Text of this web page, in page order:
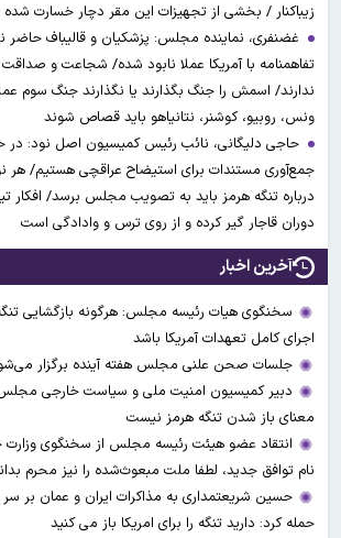
زیباکنار / بخشی از تجهیزات این مقر دچار خسارت شده
غضنفری، نماینده مجلس: پزشکیان و قالیباف حاضر
تفاهمنامه با آمریکا عملا نابود شده/ شجاعت و
ندارند/ اسمش را جنگ بگذارند یا نگذارند جنگ سوم
ونس، روبیو، کوشنر، نتانیاهو باید قصاص شوند
حاجی دلیگانی، نائب رئیس کمیسیون اصل نود: در
جمع‌آوری مستندات برای استیضاح عراقچی هستیم/ هر
درباره تنگه هرمز باید به تصویب مجلس برسد/ افکار
دوران قاجار گیر کرده و از روی ترس و وادادگی است
آخرین اخبار
سخنگوی هیات رئیسه مجلس: هرگونه بازگشایی
اجرای کامل تعهدات آمریکا باشد
جلسات صحن علنی مجلس هفته آینده برگزار
دبیر کمیسیون امنیت ملی و سیاست خارجی مجلس:
معنای باز شدن تنگه هرمز نیست
انتقاد عضو هیئت رئیسه مجلس از سخنگوی وزارت
نام توافق جدید، لطفا ملت مبعوث‌شده را نیز محرم
حسین شریعتمداری به مذاکرات ایران و عمان بر سر
حمله کرد: دارید تنگه را برای امریکا باز می کنید